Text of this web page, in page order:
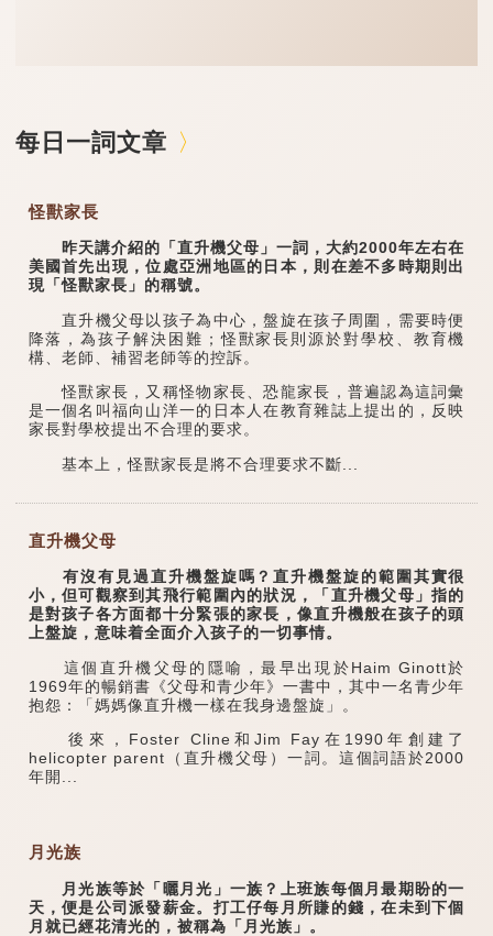
每日一詞文章
怪獸家長
昨天講介紹的「直升機父母」一詞，大約2000年左右在
美國首先出現，位處亞洲地區的日本，則在差不多時期則出
現「怪獸家長」的稱號。
直升機父母以孩子為中心，盤旋在孩子周圍，需要時便
降落，為孩子解決困難；怪獸家長則源於對學校、教育機
構、老師、補習老師等的控訴。
怪獸家長，又稱怪物家長、恐龍家長，普遍認為這詞彙
是一個名叫福向山洋一的日本人在教育雜誌上提出的，反映
家長對學校提出不合理的要求。
基本上，怪獸家長是將不合理要求不斷...
直升機父母
有沒有見過直升機盤旋嗎？直升機盤旋的範圍其實很
小，但可觀察到其飛行範圍內的狀況，「直升機父母」指的
是對孩子各方面都十分緊張的家長，像直升機般在孩子的頭
上盤旋，意味着全面介入孩子的一切事情。
這個直升機父母的隱喻，最早出現於Haim Ginott於
1969年的暢銷書《父母和青少年》一書中，其中一名青少年
抱怨：「媽媽像直升機一樣在我身邊盤旋」。
後來，Foster Cline和Jim Fay在1990年創建了
helicopter parent（直升機父母）一詞。這個詞語於2000
年開...
月光族
月光族等於「曬月光」一族？上班族每個月最期盼的一
天，便是公司派發薪金。打工仔每月所賺的錢，在未到下個
月就已經花清光的，被稱為「月光族」。